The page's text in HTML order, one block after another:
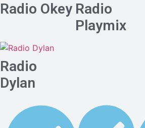
Radio Okey Radio
Playmix
Radio
Dylan